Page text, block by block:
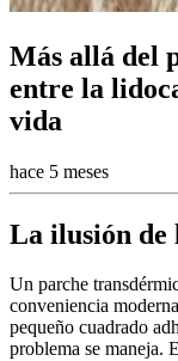
Más allá del
entre la
vida
hace 5 meses
La ilusión de
Un parche
conveniencia
pequeño cuadrado
problema se maneja.